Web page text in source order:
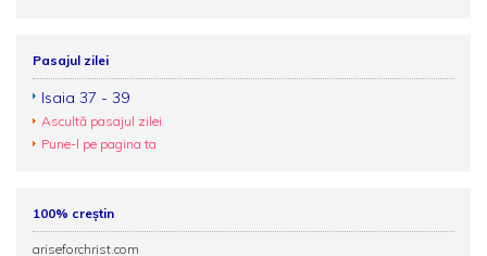
Pasajul zilei
Isaia 37 - 39
Ascultă pasajul zilei
Pune-l pe pagina ta
100% creștin
ariseforchrist.com